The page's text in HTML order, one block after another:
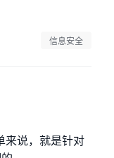
信息安全
来说，就是针对